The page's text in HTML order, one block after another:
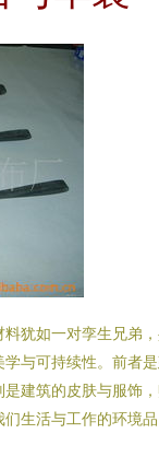
犹如一对孪生兄弟
与可持续性。前者
建筑的皮肤与服饰
生活与工作的环境品